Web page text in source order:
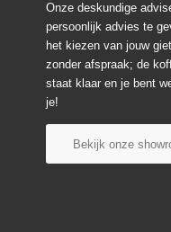
Onze deskundige
persoonlijk advies te
het kiezen van jouw
zonder afspraak; de
staat klaar en je bent
je!
Bekijk onze